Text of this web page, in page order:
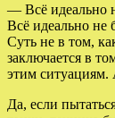
— Всё идеально
Всё идеально не
Суть не в том,
заключается в
этим
Да, если